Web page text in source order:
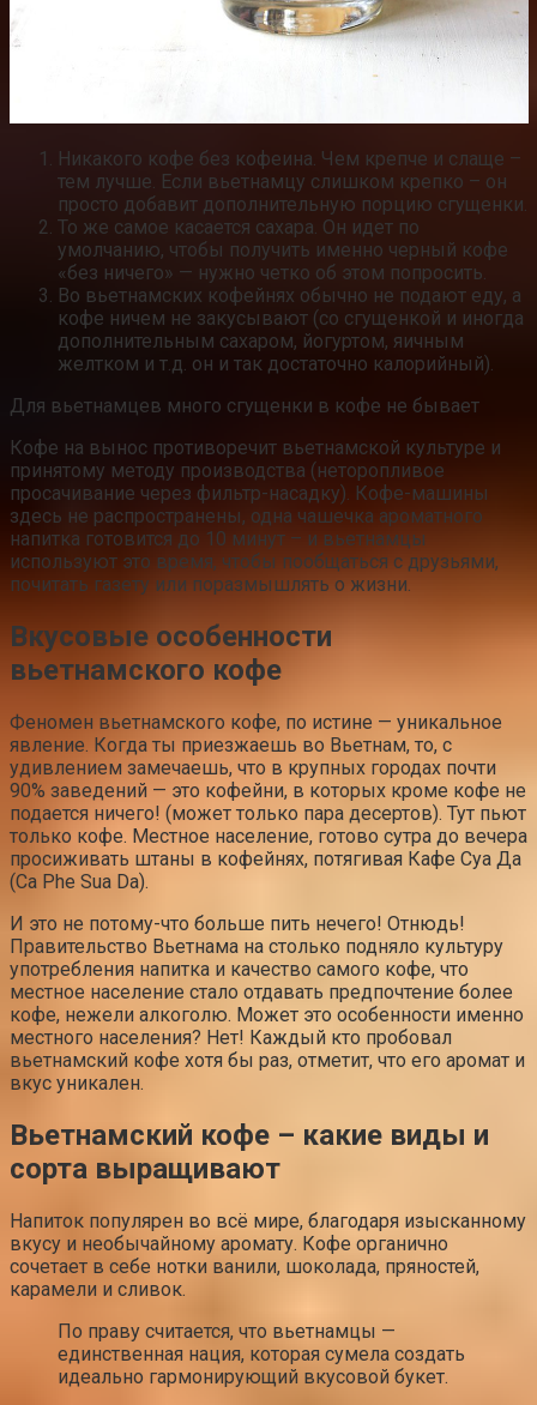
Никакого кофе без кофеина. Чем крепче и слаще –
тем лучше. Если вьетнамцу слишком крепко – он
просто добавит дополнительную порцию сгущенки.
То же самое касается сахара. Он идет по
умолчанию, чтобы получить именно черный кофе
«без ничего» — нужно четко об этом попросить.
Во вьетнамских кофейнях обычно не подают еду, а
кофе ничем не закусывают (со сгущенкой и иногда
дополнительным сахаром, йогуртом, яичным
желтком и т.д. он и так достаточно калорийный).
Для вьетнамцев много сгущенки в кофе не бывает
Кофе на вынос противоречит вьетнамской культуре и
принятому методу производства (неторопливое
просачивание через фильтр-насадку). Кофе-машины
здесь не распространены, одна чашечка ароматного
напитка готовится до 10 минут – и вьетнамцы
используют это время, чтобы пообщаться с друзьями,
почитать газету или поразмышлять о жизни.
Вкусовые особенности
вьетнамского кофе
Феномен вьетнамского кофе, по истине — уникальное
явление. Когда ты приезжаешь во Вьетнам, то, с
удивлением замечаешь, что в крупных городах почти
90% заведений — это кофейни, в которых кроме кофе не
подается ничего! (может только пара десертов). Тут пьют
только кофе. Местное население, готово сутра до вечера
просиживать штаны в кофейнях, потягивая Кафе Суа Да
(Ca Phe Sua Da).
И это не потому-что больше пить нечего! Отнюдь!
Правительство Вьетнама на столько подняло культуру
употребления напитка и качество самого кофе, что
местное население стало отдавать предпочтение более
кофе, нежели алкоголю. Может это особенности именно
местного населения? Нет! Каждый кто пробовал
вьетнамский кофе хотя бы раз, отметит, что его аромат и
вкус уникален.
Вьетнамский кофе – какие виды и
сорта выращивают
Напиток популярен во всё мире, благодаря изысканному
вкусу и необычайному аромату. Кофе органично
сочетает в себе нотки ванили, шоколада, пряностей,
карамели и сливок.
По праву считается, что вьетнамцы —
единственная нация, которая сумела создать
идеально гармонирующий вкусовой букет.